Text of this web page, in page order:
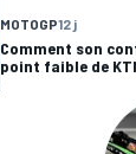
MOTOGP12 j
Comment son
point faible de